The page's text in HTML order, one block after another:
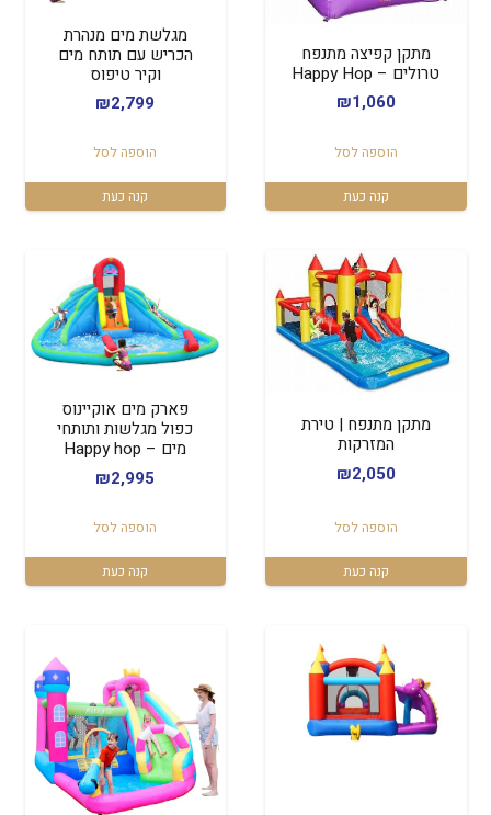
מתקן קפיצה מתנפח
טרולים – Happy Hop
₪1,060
הוספה לסל
קנה כעת
מגלשת מים מנהרת
הכריש עם תותח מים
וקיר טיפוס
₪2,799
הוספה לסל
קנה כעת
מתקן מתנפח | טירת
המזרקות
₪2,050
הוספה לסל
קנה כעת
פארק מים אוקיינוס
כפול מגלשות ותותחי
מים – Happy hop
₪2,995
הוספה לסל
קנה כעת